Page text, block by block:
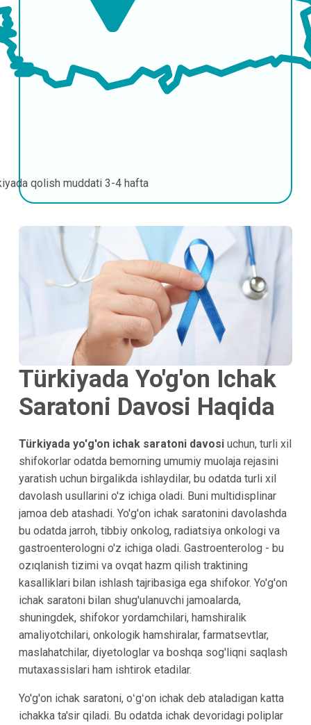
qolish muddati 3-4 hafta
Türkiyada Yo'g'on Ichak
Saratoni Davosi Haqida
Türkiyada yo'g'on ichak saratoni davosiuchun, turli xil
shifokorlar odatda bemorning umumiy muolaja rejasini
yaratish uchun birgalikda ishlaydilar, bu odatda turli xil
davolash usullarini o'z ichiga oladi. Buni multidisplinar
jamoa deb atashadi. Yo'g'on ichak saratonini davolashda
bu odatda jarroh, tibbiy onkolog, radiatsiya onkologi va
gastroenterologni o'z ichiga oladi. Gastroenterolog - bu
ozıqlanish tizimi va ovqat hazm qilish traktining
kasalliklari bilan ishlash tajribasiga ega shifokor. Yo'g'on
ichak saratoni bilan shug'ulanuvchi jamoalarda,
shuningdek, shifokor yordamchilari, hamshiralik
amaliyotchilari, onkologik hamshiralar, farmatsevtlar,
maslahatchilar, diyetologlar va boshqa sog'liqni saqlash
mutaxassislari ham ishtirok etadilar.
Yo'g'on ichak saratoni, oʻgʻon ichak deb ataladigan katta
ichakka ta'sir qiladi. Bu odatda ichak devoridagi poliplar